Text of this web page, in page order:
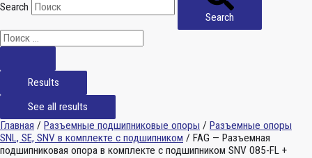
Search
Search
Results
See all results
Главная / Разъемные подшипниковые опоры / Разъемные опоры
SNL, SE, SNV в комплекте с подшипником / FAG — Разъемная
подшипниковая опора в комплекте с подшипником SNV 085-FL +